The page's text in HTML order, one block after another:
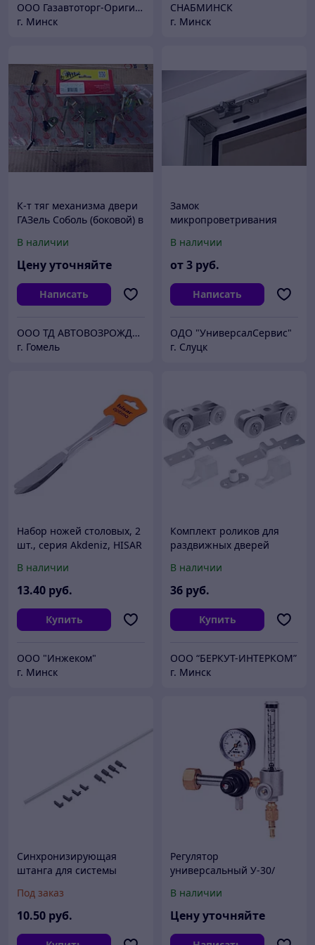
ООО Газавтоторг-Оригинальные запчасти ГАЗ, УАЗ, Газель Next
г. Минск
СНАБМИНСК
г. Минск
К-т тяг механизма двери
ГАЗель Соболь (боковой) в
218104
В наличии
Цену уточняйте
Написать
ООО ТД АВТОВОЗРОЖДЕНИЕ
г. Гомель
Замок
микропроветривания
В наличии
от3 руб.
Написать
ОДО "УниверсалСервис"
г. Слуцк
Набор ножей столовых, 2
шт., серия Akdeniz, HISAR
В наличии
13.40 руб.
Купить
ООО "Инжеком"
г. Минск
Комплект роликов для
раздвижных дверей
В наличии
36 руб.
Купить
ООО “БЕРКУТ-ИНТЕРКОМ”
г. Минск
Синхронизирующая
штанга для системы
push-to-open
Под заказ
10.50 руб.
Регулятор
универсальный У-30/
В КОРОБКЕ 300 бар
В наличии
Цену уточняйте